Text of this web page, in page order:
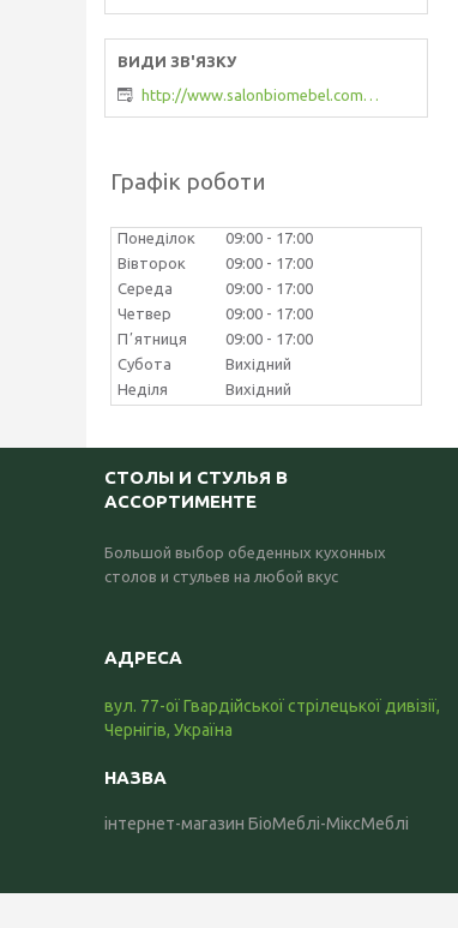
http://www.salonbiomebel.com.ua
Графік роботи
Понеділок 09:00
17:00
Вівторок
09:00
17:00
Середа
09:00
17:00
Четвер
09:00
17:00
Пʼятниця
09:00
17:00
Субота
Вихідний
Неділя
Вихідний
СТОЛЫ И СТУЛЬЯ В
АССОРТИМЕНТЕ
Большой выбор обеденных кухонных
столов и стульев на любой вкус
вул. 77-ої Гвардійської стрілецької дивізії,
Чернігів, Україна
інтернет-магазин БіоМеблі-МіксМеблі